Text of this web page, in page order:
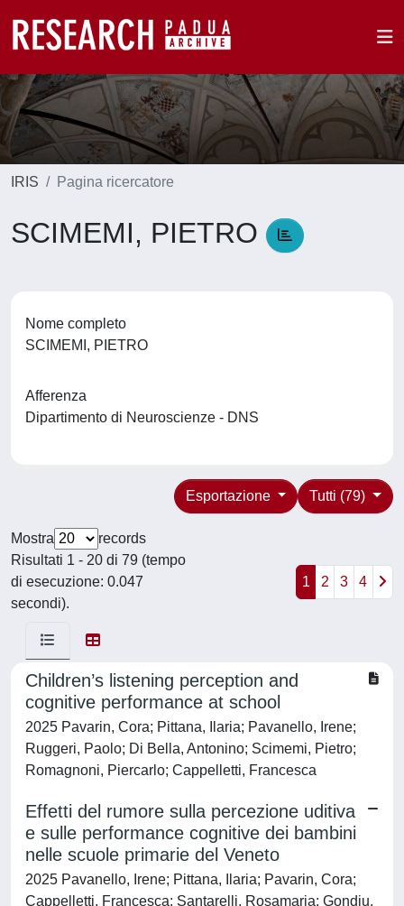
IRIS Pagina ricercatore
SCIMEMI, PIETRO
Nome completo
SCIMEMI, PIETRO
Afferenza
Dipartimento di Neuroscienze - DNS
Tutti (79)
Esportazione
Mostra
records
Risultati 1 - 20 di 79 (tempo
di esecuzione: 0.047
secondi).
1 2 3 4
Children’s listening perception and
cognitive performance at school
2025 Pavarin, Cora; Pittana, Ilaria; Pavanello, Irene;
Ruggeri, Paolo; Di Bella, Antonino; Scimemi, Pietro;
Romagnoni, Piercarlo; Cappelletti, Francesca
Effetti del rumore sulla percezione uditiva
e sulle performance cognitive dei bambini
nelle scuole primarie del Veneto
2025 Pavanello, Irene; Pittana, Ilaria; Pavarin, Cora;
Cappelletti, Francesca; Santarelli, Rosamaria; Gondiu,